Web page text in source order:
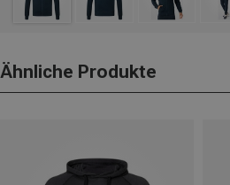
Ähnliche Produkte